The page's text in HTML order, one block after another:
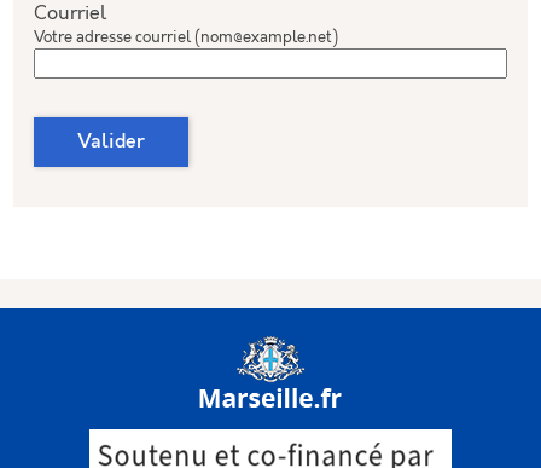
Courriel
Votre adresse courriel (nom@example.net)
Valider